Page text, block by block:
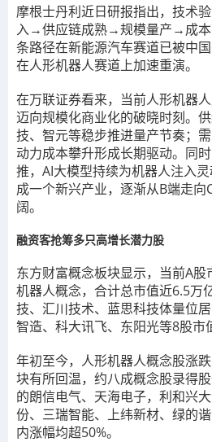
摩根士丹利近日研报指出，技术
入→供应链成熟→规模量产→成
条路径在新能源汽车赛道已被中
在人形机器人赛道上加速重演。
在万联证券看来，当前人形机器
迈向规模化商业化的破晓时刻。
技、智元等稳步推进量产节奏；
动力成本攀升形成长期驱动。同
推，AI大模型持续为机器人注入
成一个新兴产业，逐渐从B端走向
阔。
融资客抢筹多只高增长潜力股
东方财富概念板块显示，当前A
机器人概念，合计总市值近6.5万
技、汇川技术、蓝思科技体量位
智造、科大讯飞、东阳光等8股市
年初至今，人形机器人概念股涨
块有所回温，约八成概念股录得
的朗信电气、天海电子，利和兴
份、三瑞智能、上纬新材、绿的
内涨幅均超50%。